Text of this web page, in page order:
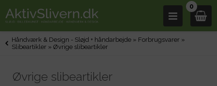
0
Håndværk & Design - Sløjd + håndarbejde » Forbrugsvarer »
Slibeartikler »Øvrige slibeartikler
Øvrige slibeartikler